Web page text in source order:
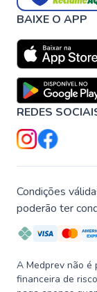
BAIXE O APP
REDES
Condições
poderão ter
A Medprev não é
financeira de